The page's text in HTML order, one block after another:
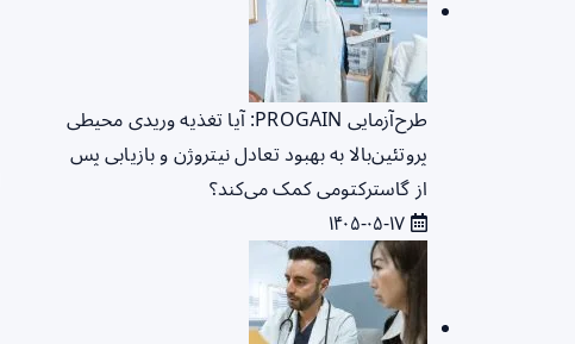
طرح‌آزمایی PROGAIN: آیا تغذیه وریدی محیطی
پروتئین‌بالا به بهبود تعادل نیتروژن و بازیابی پس
از گاسترکتومی کمک می‌کند؟